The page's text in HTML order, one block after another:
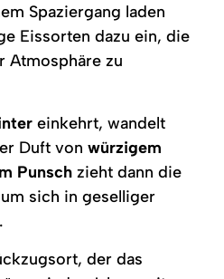
Spaziergang laden
Eissorten dazu ein, die
Atmosphäre zu
einkehrt, wandelt
Duft vonwürzigem
Punsch zieht dann die
sich in geselliger
der das